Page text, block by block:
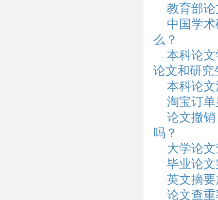
教育部
中国学
么？
本科论
论文和研究
本科论
淘宝订
论文撤
吗？
大学论
毕业论
英文摘
论文查